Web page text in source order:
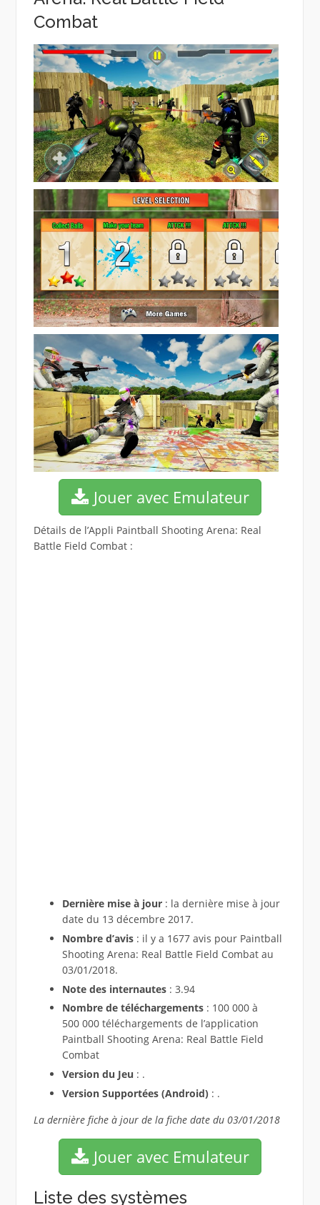
Combat
Jouer avec Emulateur
Détails de l’Appli Paintball Shooting Arena: Real
Battle Field Combat :
Dernière mise à jour: la dernière mise à jour
date du 13 décembre 2017.
Nombre d’avis: il y a 1677 avis pour Paintball
Shooting Arena: Real Battle Field Combat au
03/01/2018.
Note des internautes: 3.94
Nombre de téléchargements : 100 000 à
500 000 téléchargements de l’application
Paintball Shooting Arena: Real Battle Field
Combat
Version du Jeu : .
Version Supportées (Android): .
La dernière fiche à jour de la fiche date du 03/01/2018
Jouer avec Emulateur
Liste des systèmes